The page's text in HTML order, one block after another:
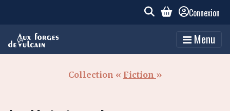
Connexion
Menu
Collection « Fiction »